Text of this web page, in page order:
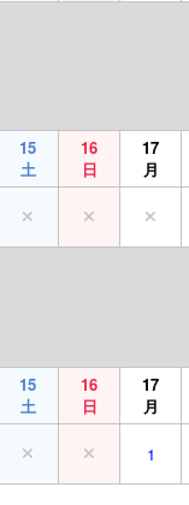
15
土
16
日
17
月
15
土
16
日
17
月
1